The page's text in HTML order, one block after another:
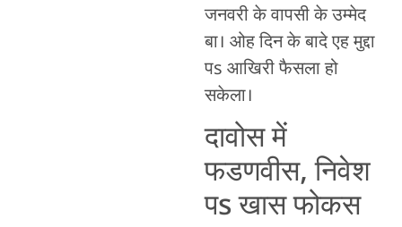
जनवरी के वापसी के उम्मेद
बा। ओह दिन के बादे एह मुद्दा
पs आखिरी फैसला हो
सकेला।
दावोस में
फडणवीस, निवेश
पs खास फोकस